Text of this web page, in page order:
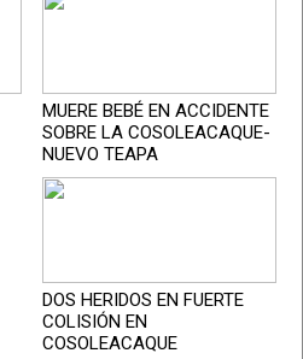
MUERE BEBÉ EN ACCIDENTE
SOBRE LA COSOLEACAQUE-
NUEVO TEAPA
DOS HERIDOS EN FUERTE
COLISIÓN EN
COSOLEACAQUE